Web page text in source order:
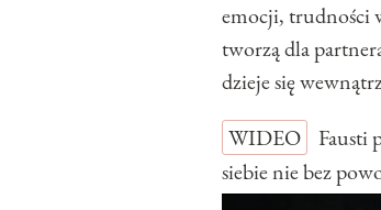
emocji, trudności
tworzą dla
dzieje się
WIDEO
Fausti
siebie nie bez